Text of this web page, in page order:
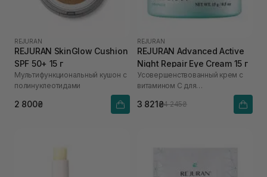
REJURAN
REJURAN SkinGlow Cushion
SPF 50+ 15 г
Мультифункциональный кушон с
полинуклеотидами
2 800₴
REJURAN
REJURAN Advanced Active
Night Repair Eye Cream 15 г
Усовершенствованный крем с
витамином C для
восстановления кожи вокруг
глаз
3 821₴4 245₴